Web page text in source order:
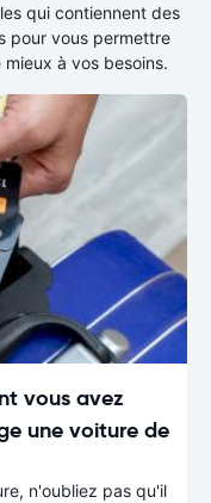
qui contiennent des
pour vous permettre
à vos besoins.
vous avez
une voiture de
n'oubliez pas qu'il